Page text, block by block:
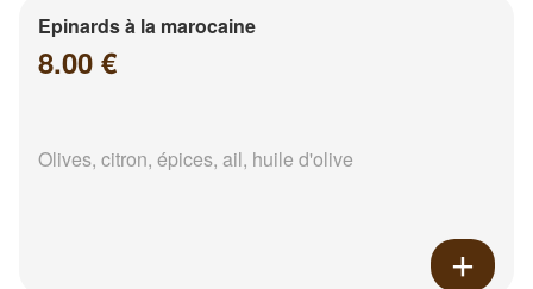
Epinards à la marocaine
8.00 €
Olives, citron, épices, ail, huile d'olive